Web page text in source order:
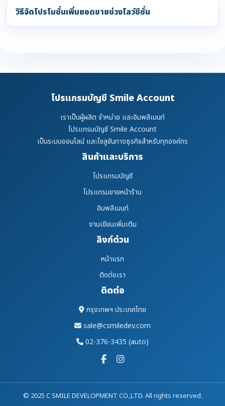
วิธีจัดโปรโมชั่นเพิ่มยอดขายช่วงโลว์ซีซั่น
โปรแกรมบัญชี Smile Account
เราเป็นผู้ผลิต จำหน่าย และอิมพลีเมนท์
โปรแกรมบัญชี Smile Account
เป็นระบบออนไลน์ และโซลูชันทางธุรกิจสำหรับทุกองค์กร
สินค้าและบริการ
โปรแกรมบัญชี
โปรแกรมขายหน้าร้าน
อิมพลีเมนท์
งานเขียนเพิ่มเติม
ลิงก์ด่วน
หน้าแรก
ติดต่อเรา
ติดต่อ
กรุงเทพฯ ประเทศไทย
sale@csmiledev.com
02-376-3435 (auto)
© 2025 C SMILE DEVELOPMENT CO.,LTD. All rights reserved.